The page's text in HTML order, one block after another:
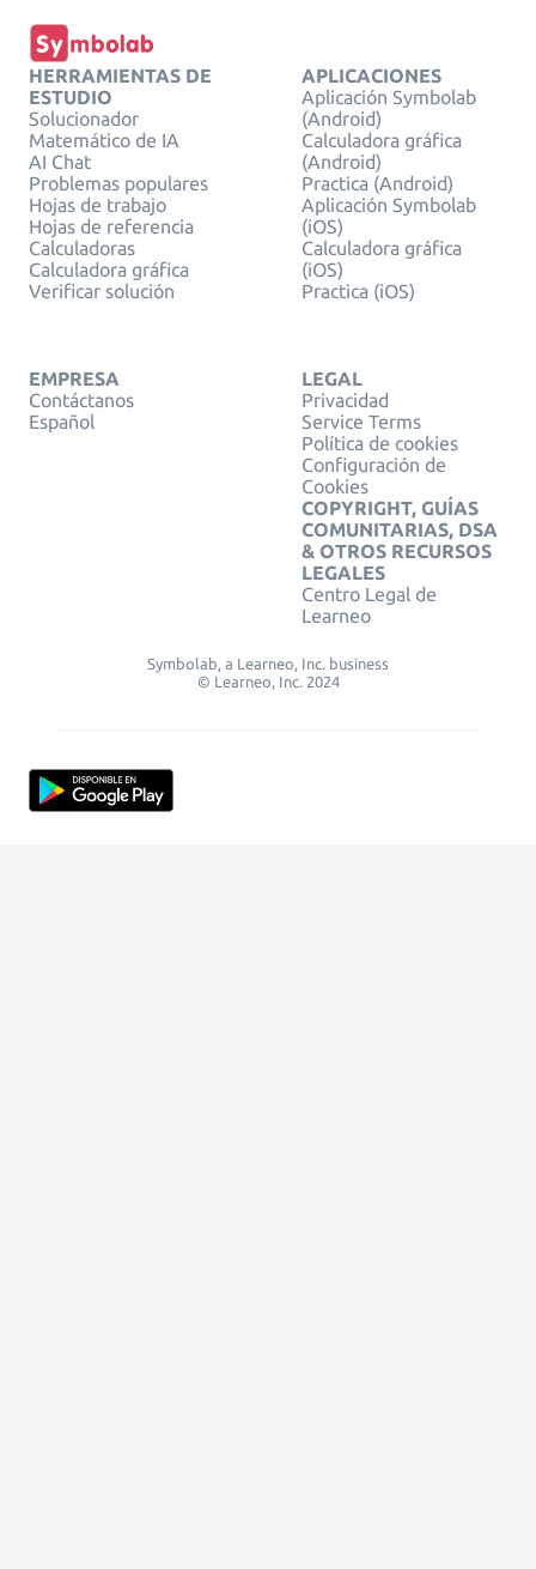
HERRAMIENTAS DE
ESTUDIO
Solucionador
Matemático de IA
AI Chat
Problemas populares
Hojas de trabajo
Hojas de referencia
Calculadoras
Calculadora gráfica
Verificar solución
APLICACIONES
Aplicación Symbolab
(Android)
Calculadora gráfica
(Android)
Practica (Android)
Aplicación Symbolab
(iOS)
Calculadora gráfica
(iOS)
Practica (iOS)
EMPRESA
Contáctanos
Español
LEGAL
Privacidad
Service Terms
Política de cookies
Configuración de
Cookies
COPYRIGHT, GUÍAS
COMUNITARIAS, DSA
& OTROS RECURSOS
LEGALES
Centro Legal de
Learneo
Symbolab, a Learneo, Inc. business
© Learneo, Inc. 2024